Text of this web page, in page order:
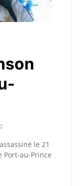
le 21
Port-au-Prince